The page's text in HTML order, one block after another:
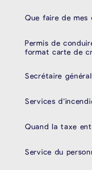
Que faire de mes
Poubelle Müll
Permis de
format carte de
Secrétaire
Services
Quand la taxe
Service du